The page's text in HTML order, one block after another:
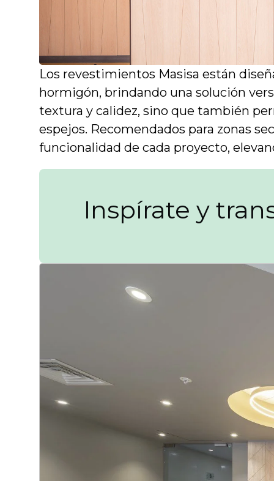
Los revestimientos Masisa están
hormigón, brindando una solución
textura y calidez, sino que también
espejos. Recomendados para zonas
funcionalidad de cada proyecto,
Inspírate y